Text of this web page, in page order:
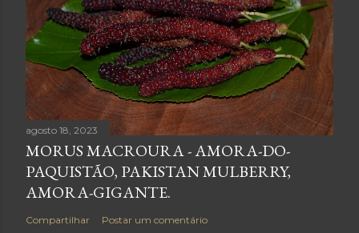
agosto 18, 2023
MORUS MACROURA - AMORA-DO-
PAQUISTÃO, PAKISTAN MULBERRY,
AMORA-GIGANTE.
Compartilhar Postar um comentário